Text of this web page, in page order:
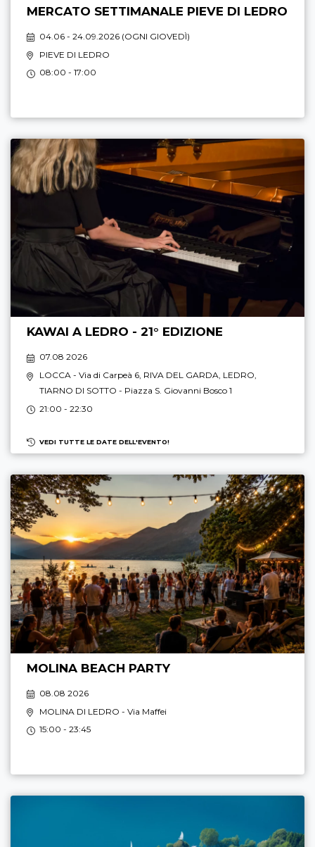
MERCATO SETTIMANALE PIEVE DI LEDRO
04.06 - 24.09.2026 (OGNI GIOVEDÌ)
PIEVE DI LEDRO
08:00 - 17:00
KAWAI A LEDRO - 21° EDIZIONE
07.08 2026
LOCCA - Via di Carpeà 6, RIVA DEL GARDA, LEDRO,
TIARNO DI SOTTO - Piazza S. Giovanni Bosco 1
21:00 - 22:30
VEDI TUTTE LE DATE DELL'EVENTO!
MOLINA BEACH PARTY
08.08 2026
MOLINA DI LEDRO - Via Maffei
15:00 - 23:45